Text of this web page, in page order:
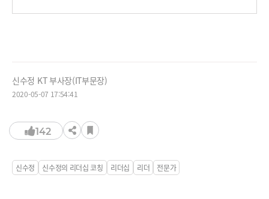
신수정 KT 부사장(IT부문장)
2020-05-07 17:54:41
142
신수정 신수정의 리더십 코칭 리더십 리더 전문가